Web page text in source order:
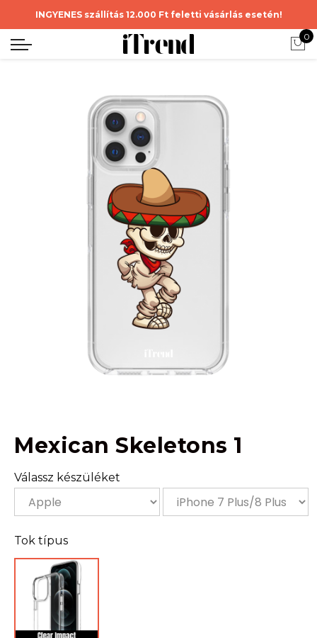
INGYENES szállítás 12.000 Ft feletti vásárlás esetén!
0
Mexican Skeletons 1
Válassz készüléket
Tok típus